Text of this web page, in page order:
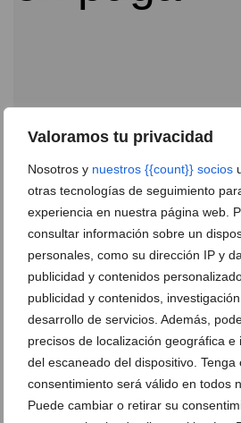
Valoramos tu privacidad
Nosotros y nuestros {{count}} socios
otras tecnologías de seguimiento
experiencia en nuestra página web.
consultar información sobre un
personales, como su dirección IP y
publicidad y contenidos
publicidad y contenidos,
desarrollo de servicios. Además,
precisos de localización geográfica
del escaneado del dispositivo. Tenga
consentimiento será válido en todos
Puede cambiar o retirar su
Todos los ingredientes que
riquísimo sushi los encontrarás
Cash&Carry
04 de octubre de 2018
Puga Cash&Carry
07 de marzo de 2018